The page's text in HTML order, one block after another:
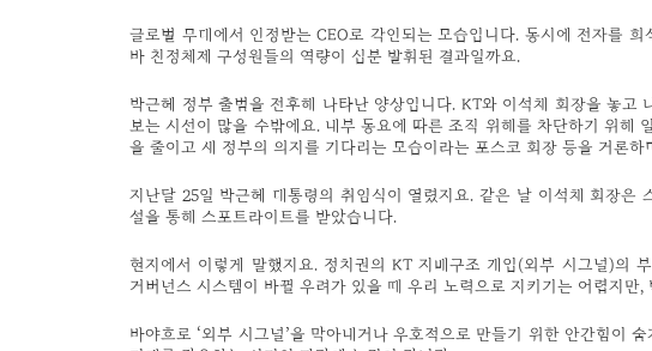
글로벌 무대에서 인정받는 CEO로 각인되는 모습입니다. 동시에 전자를
바 친정체제 구성원들의 역량이 십분 발휘된 결과일까요.
박근혜 정부 출범을 전후해 나타난 양상입니다. KT와 이석채 회장을 놓고
보는 시선이 많을 수밖에요. 내부 동요에 따른 조직 위해를 차단하기 위해
을 줄이고 새 정부의 의지를 기다리는 모습이라는 포스코 회장 등을 거론하
지난달 25일 박근혜 대통령의 취임식이 열렸지요. 같은 날 이석채 회장은
설을 통해 스포트라이트를 받았습니다.
현지에서 이렇게 말했지요. 정치권의 KT 지배구조 개입(외부 시그널)의
거버넌스 시스템이 바뀔 우려가 있을 때 우리 노력으로 지키기는 어렵지만
바야흐로 ‘외부 시그널’을 막아내거나 우호적으로 만들기 위한 안간힘이